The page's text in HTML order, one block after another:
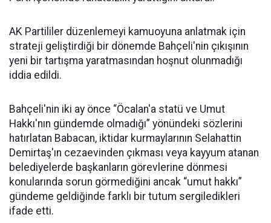
AK Partililer düzenlemeyi kamuoyuna anlatmak için
strateji geliştirdiği bir dönemde Bahçeli'nin çıkışının
yeni bir tartışma yaratmasından hoşnut olunmadığı
iddia edildi.
Bahçeli'nin iki ay önce “Öcalan'a statü ve Umut
Hakkı'nın gündemde olmadığı” yönündeki sözlerini
hatırlatan Babacan, iktidar kurmaylarının Selahattin
Demirtaş'ın cezaevinden çıkması veya kayyum atanan
belediyelerde başkanların görevlerine dönmesi
konularında sorun görmediğini ancak “umut hakkı”
gündeme geldiğinde farklı bir tutum sergiledikleri
ifade etti.